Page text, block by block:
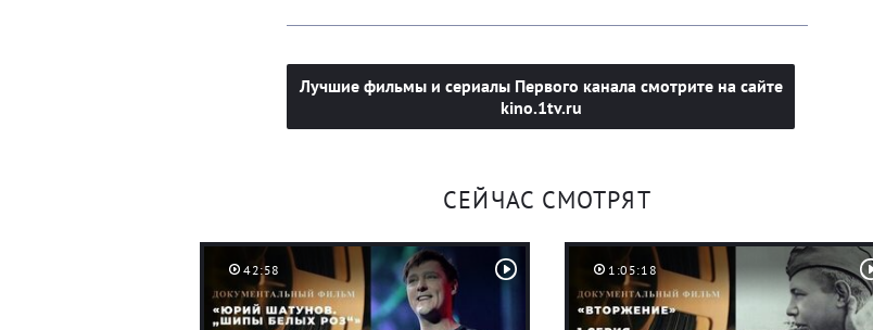
Лучшие фильмы и сериалы Первого канала смотрите на сайте
kino.1tv.ru
СЕЙЧАС СМОТРЯТ
42:58 1:05:18